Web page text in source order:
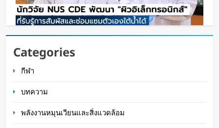
นักวิจัย NUS CDE พัฒนา “ผิวอิเล็กทรอนิกส์” ที่รับรู้
การสัมผัสและซ่อมแซมตัวเองใต้น้ำได้
Categories
กีฬา
บทความ
พลังงานหมุนเวียนและสิ่งแวดล้อม